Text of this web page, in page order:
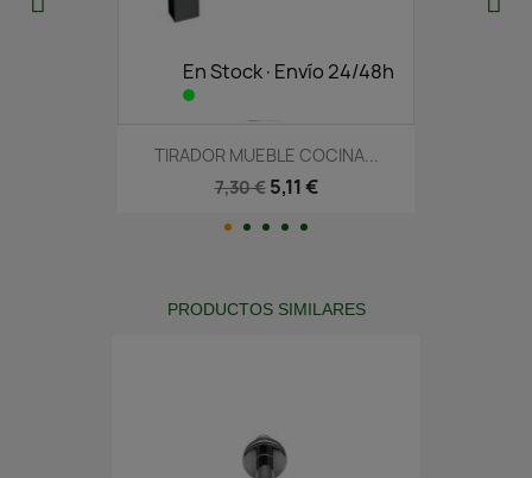
En Stock·Envío 24/48h
TIRADOR MUEBLE COCINA...
7,30 € 5,11 €
PRODUCTOS SIMILARES